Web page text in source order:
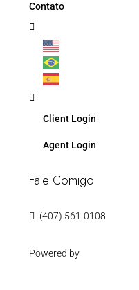
Contato
Client Login
Agent Login
Fale Comigo
(407) 561-0108
Powered by